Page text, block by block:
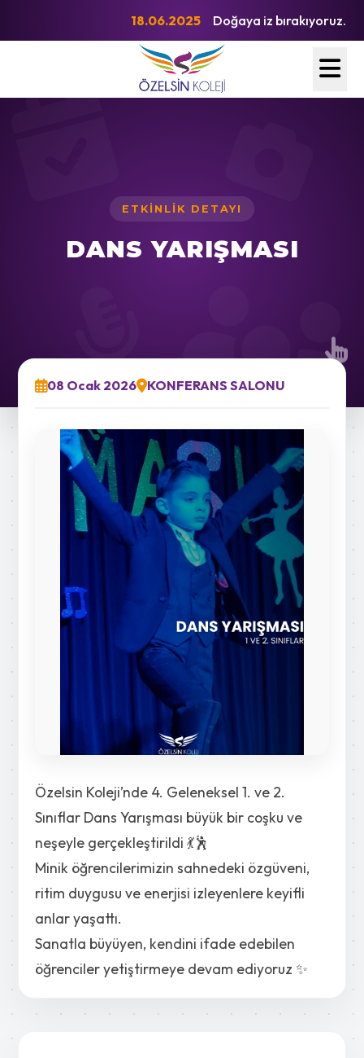
18.06.2025 Doğaya iz bırakıyoruz.
ETKINLIK DETAYI
DANS YARIŞMASI
08 Ocak 2026 KONFERANS SALONU
Özelsin Koleji’nde 4. Geleneksel 1. ve 2.
Sınıflar Dans Yarışması büyük bir coşku ve
neşeyle gerçekleştirildi 💃🕺
Minik öğrencilerimizin sahnedeki özgüveni,
ritim duygusu ve enerjisi izleyenlere keyifli
anlar yaşattı.
Sanatla büyüyen, kendini ifade edebilen
öğrenciler yetiştirmeye devam ediyoruz ✨